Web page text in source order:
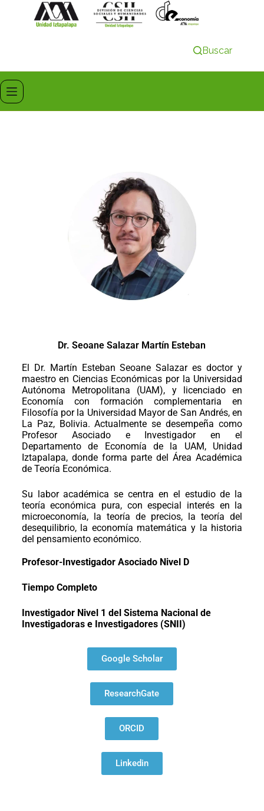
Buscar
Dr. Seoane Salazar Martín Esteban
El Dr. Martín Esteban Seoane Salazar es doctor y
maestro en Ciencias Económicas por la Universidad
Autónoma Metropolitana (UAM), y licenciado en
Economía con formación complementaria en
Filosofía por la Universidad Mayor de San Andrés, en
La Paz, Bolivia. Actualmente se desempeña como
Profesor Asociado e Investigador en el
Departamento de Economía de la UAM, Unidad
Iztapalapa, donde forma parte del Área Académica
de Teoría Económica.
Su labor académica se centra en el estudio de la
teoría económica pura, con especial interés en la
microeconomía, la teoría de precios, la teoría del
desequilibrio, la economía matemática y la historia
del pensamiento económico.
Profesor-Investigador Asociado Nivel D
Tiempo Completo
Investigador Nivel 1 del Sistema Nacional de
Investigadoras e Investigadores (SNII)
Google Scholar
ResearchGate
ORCID
Linkedin